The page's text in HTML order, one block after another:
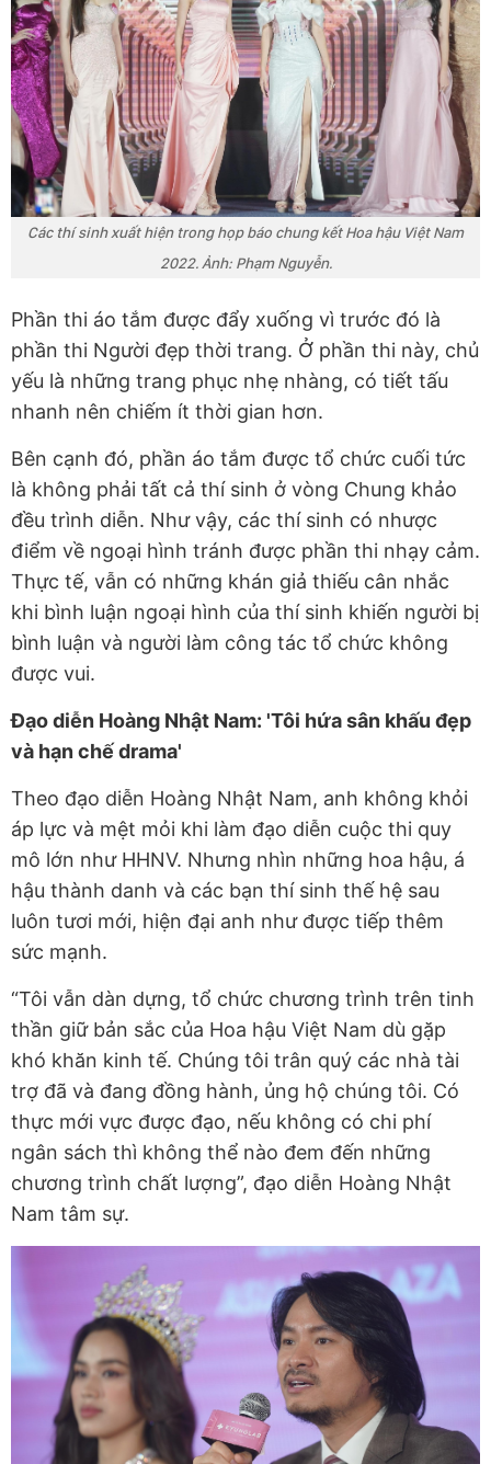
Các thí sinh xuất hiện trong họp báo chung kết Hoa hậu Việt Nam
2022. Ảnh: Phạm Nguyễn.
Phần thi áo tắm được đẩy xuống vì trước đó là
phần thi Người đẹp thời trang. Ở phần thi này, chủ
yếu là những trang phục nhẹ nhàng, có tiết tấu
nhanh nên chiếm ít thời gian hơn.
Bên cạnh đó, phần áo tắm được tổ chức cuối tức
là không phải tất cả thí sinh ở vòng Chung khảo
đều trình diễn. Như vậy, các thí sinh có nhược
điểm về ngoại hình tránh được phần thi nhạy cảm.
Thực tế, vẫn có những khán giả thiếu cân nhắc
khi bình luận ngoại hình của thí sinh khiến người bị
bình luận và người làm công tác tổ chức không
được vui.
Đạo diễn Hoàng Nhật Nam: 'Tôi hứa sân khấu đẹp
và hạn chế drama'
Theo đạo diễn Hoàng Nhật Nam, anh không khỏi
áp lực và mệt mỏi khi làm đạo diễn cuộc thi quy
mô lớn như HHNV. Nhưng nhìn những hoa hậu, á
hậu thành danh và các bạn thí sinh thế hệ sau
luôn tươi mới, hiện đại anh như được tiếp thêm
sức mạnh.
“Tôi vẫn dàn dựng, tổ chức chương trình trên tinh
thần giữ bản sắc của Hoa hậu Việt Nam dù gặp
khó khăn kinh tế. Chúng tôi trân quý các nhà tài
trợ đã và đang đồng hành, ủng hộ chúng tôi. Có
thực mới vực được đạo, nếu không có chi phí
ngân sách thì không thể nào đem đến những
chương trình chất lượng”, đạo diễn Hoàng Nhật
Nam tâm sự.